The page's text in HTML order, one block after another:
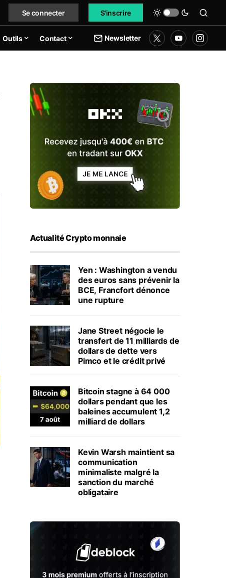
Se connecter S'inscrire
Outils Contact Newsletter
Actualité Crypto monnaie
Yen : Washington a vendu
des euros sans prévenir la
BCE, Francfort dénonce
une rupture
Jane Street négocie le
transfert de 11 milliards de
dollars de dette vers
Pimco et le crédit privé
Bitcoin stagne à 64 000
dollars pendant que les
baleines accumulent 1,2
milliard de dollars
Kevin Warsh maintient sa
communication
minimaliste malgré la
sanction du marché
obligataire